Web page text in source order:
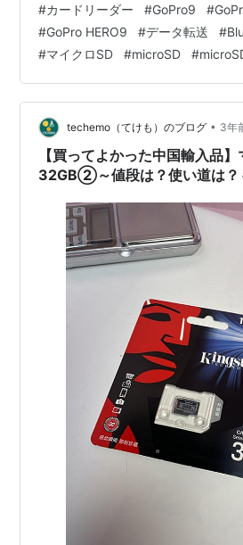
いのがあるんじゃないだろうかと考
るバッファローが作っているこれに
www.buffalo.jp USB3.2に対応して
と比較すると大きいけど、とはい
し、ついでに…
#カードリーダー #GoPro9 #
#GoPro HERO9 #データ転送 #
#マイクロSD #microSD #
techemo（てけも）のブログ • 3年
【買ってよかった中国輸入品
32GB②～値段は？使い道は？